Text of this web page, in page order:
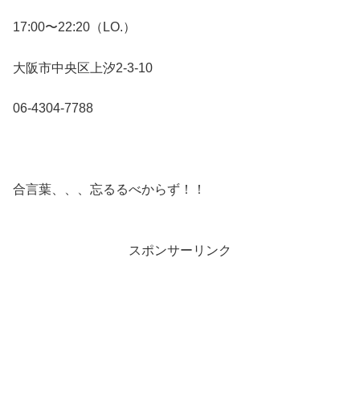
17:00〜22:20（LO.）
大阪市中央区上汐2-3-10
06-4304-7788
合言葉、、、忘るるべからず！！
スポンサーリンク